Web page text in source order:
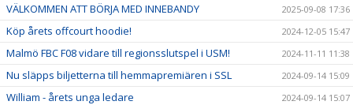
VÄLKOMMEN ATT BÖRJA MED INNEBANDY 2025-09-08 17:36
Köp årets offcourt hoodie! 2024-12-05 15:47
Malmö FBC F08 vidare till regionsslutspel i USM! 2024-11-11 11:38
Nu släpps biljetterna till hemmapremiären i SSL 2024-09-14 15:09
William - årets unga ledare 2024-09-14 15:07